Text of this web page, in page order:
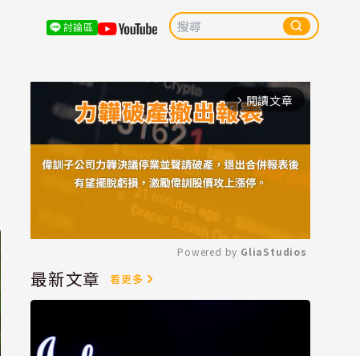
討論區
arrow_forward_ios 閱讀文章
Mute
Powered by GliaStudios
最新文章 看更多